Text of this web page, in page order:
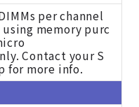
per channel
memory purc
Contact your S
for more info.